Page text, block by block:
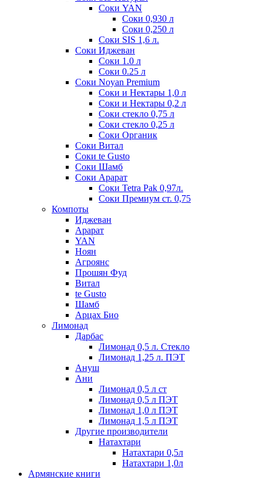
Соки YAN
Соки 0,930 л
Соки 0,250 л
Соки SIS 1,6 л.
Соки Иджеван
Соки 1.0 л
Соки 0.25 л
Соки Noyan Premium
Соки и Нектары 1,0 л
Соки и Нектары 0,2 л
Соки стекло 0,75 л
Соки стекло 0,25 л
Соки Органик
Соки Витал
Соки te Gusto
Соки Шамб
Соки Арарат
Соки Tetra Pak 0,97л.
Соки Премиум ст. 0,75
Компоты
Иджеван
Арарат
YAN
Ноян
Агроянс
Прошян Фуд
Витал
te Gusto
Шамб
Арцах Био
Лимонад
Дарбас
Лимонад 0,5 л. Стекло
Лимонад 1,25 л. ПЭТ
Ануш
Ани
Лимонад 0,5 л ст
Лимонад 0,5 л ПЭТ
Лимонад 1,0 л ПЭТ
Лимонад 1,5 л ПЭТ
Другие производители
Натахтари
Натахтари 0,5л
Натахтари 1,0л
Армянские книги